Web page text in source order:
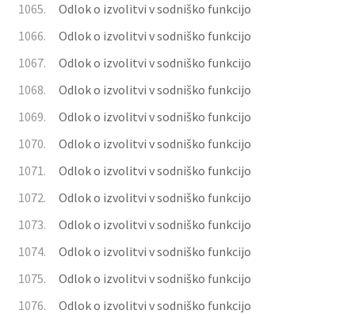
1065.
Odlok o izvolitvi v sodniško funkcijo
1066.
Odlok o izvolitvi v sodniško funkcijo
1067.
Odlok o izvolitvi v sodniško funkcijo
1068.
Odlok o izvolitvi v sodniško funkcijo
1069.
Odlok o izvolitvi v sodniško funkcijo
1070.
Odlok o izvolitvi v sodniško funkcijo
1071.
Odlok o izvolitvi v sodniško funkcijo
1072.
Odlok o izvolitvi v sodniško funkcijo
1073.
Odlok o izvolitvi v sodniško funkcijo
1074.
Odlok o izvolitvi v sodniško funkcijo
1075.
Odlok o izvolitvi v sodniško funkcijo
1076.
Odlok o izvolitvi v sodniško funkcijo